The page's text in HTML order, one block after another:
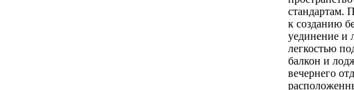
стандартам.
к созданию
уединение и
легкостью
балкон и
вечернего